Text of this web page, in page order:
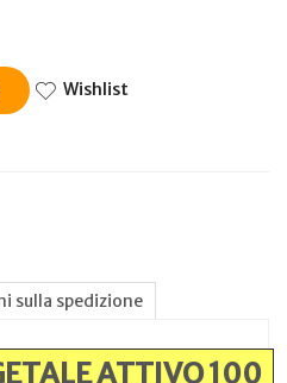
Wishlist
sulla spedizione
ATTIVO 100